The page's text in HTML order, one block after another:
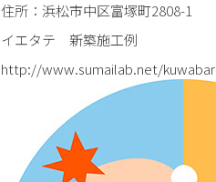
住所：浜松市中区富塚町2808-1
イエタテ 新築施工例
http://www.sumailab.net/